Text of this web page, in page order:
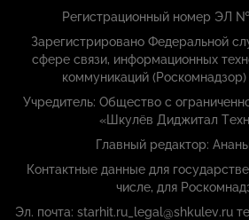
Регистрационный номер ЭЛ
Зарегистрировано Федеральной
сфере связи, информационных
коммуникаций (Роскомнадзор)
Учредитель: Общество с
«Шкулёв Диджитал
Главный редактор:
Контактные данные для
числе, для
Эл. почта: starhit.ru_legal@shkulev.ru